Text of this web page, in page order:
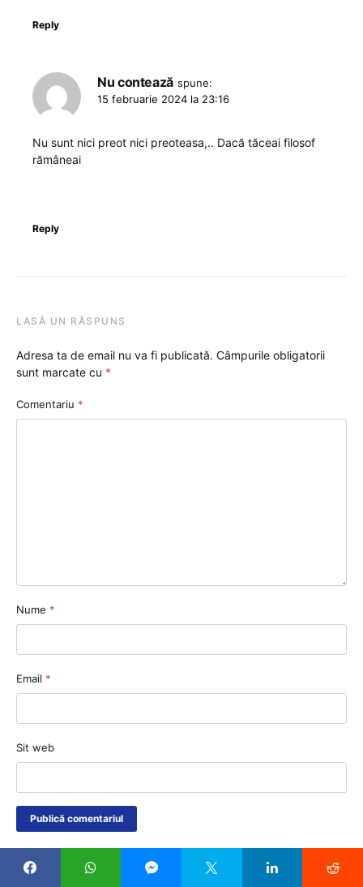
Reply
Nu contează spune:
15 februarie 2024 la 23:16
Nu sunt nici preot nici preoteasa,.. Dacă tăceai filosof
rămâneai
Reply
LASĂ UN RĂSPUNS
Adresa ta de email nu va fi publicată. Câmpurile obligatorii
sunt marcate cu *
Comentariu *
Nume *
Email *
Sit web